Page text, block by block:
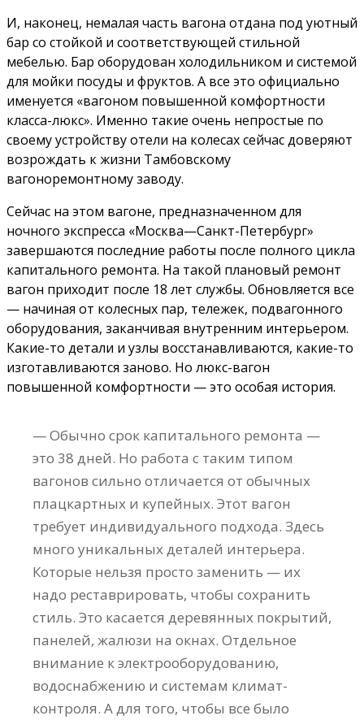
И, наконец, немалая часть вагона отдана под уютный
бар со стойкой и соответствующей стильной
мебелью. Бар оборудован холодильником и системой
для мойки посуды и фруктов. А все это официально
именуется «вагоном повышенной комфортности
класса-люкс». Именно такие очень непростые по
своему устройству отели на колесах сейчас доверяют
возрождать к жизни Тамбовскому
вагоноремонтному заводу.
Сейчас на этом вагоне, предназначенном для
ночного экспресса «Москва—Санкт-Петербург»
завершаются последние работы после полного цикла
капитального ремонта. На такой плановый ремонт
вагон приходит после 18 лет службы. Обновляется все
— начиная от колесных пар, тележек, подвагонного
оборудования, заканчивая внутренним интерьером.
Какие-то детали и узлы восстанавливаются, какие-то
изготавливаются заново. Но люкс-вагон
повышенной комфортности — это особая история.
— Обычно срок капитального ремонта —
это 38 дней. Но работа с таким типом
вагонов сильно отличается от обычных
плацкартных и купейных. Этот вагон
требует индивидуального подхода. Здесь
много уникальных деталей интерьера.
Которые нельзя просто заменить — их
надо реставрировать, чтобы сохранить
стиль. Это касается деревянных покрытий,
панелей, жалюзи на окнах. Отдельное
внимание к электрооборудованию,
водоснабжению и системам климат-
контроля. А для того, чтобы все было